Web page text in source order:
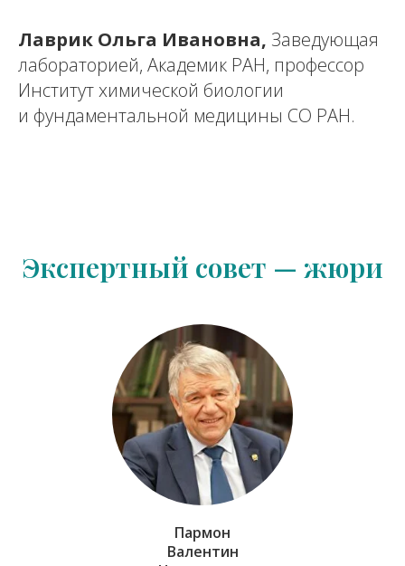
Лаврик Ольга Ивановна, Заведующая
лабораторией, Академик РАН, профессор
Институт химической биологии
и фундаментальной медицины СО РАН.
Экспертный совет — жюри
Пармон
Валентин